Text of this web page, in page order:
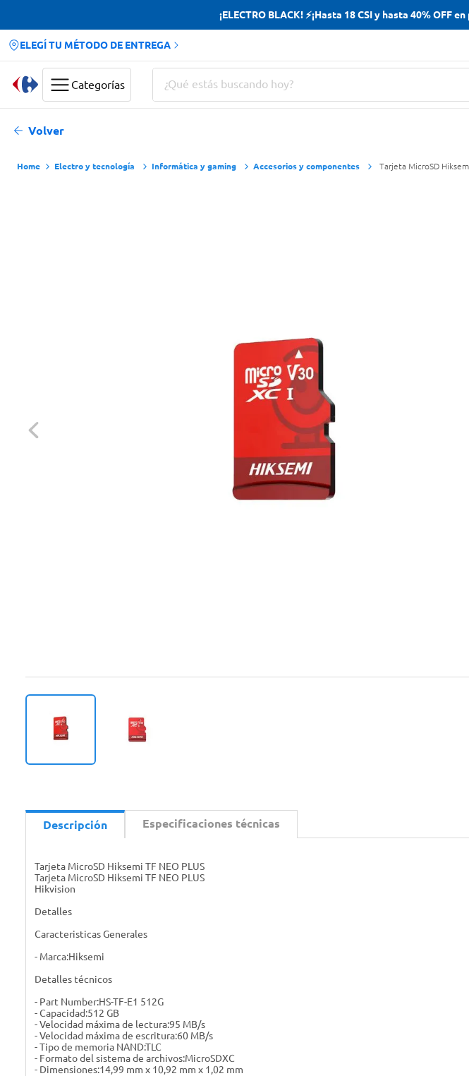
¡ELECTRO BLACK! ⚡¡Hasta 18 CSI y hasta 40% OFF
ELEGÍ TU MÉTODO DE ENTREGA
Categorías
¿Qué estás buscando hoy?
Volver
Electro y tecnología Informática y gaming Accesorios y componentes Tarjeta MicroSD
Descripción Especificaciones técnicas
Tarjeta MicroSD Hiksemi TF NEO PLUS
Tarjeta MicroSD Hiksemi TF NEO PLUS
Hikvision
Detalles
Caracteristicas Generales
- Marca:Hiksemi
Detalles técnicos
- Part Number:HS-TF-E1 512G
- Capacidad:512 GB
- Velocidad máxima de lectura:95 MB/s
- Velocidad máxima de escritura:60 MB/s
- Tipo de memoria NAND:TLC
- Formato del sistema de archivos:MicroSDXC
- Dimensiones:14,99 mm x 10,92 mm x 1,02 mm
Términos más buscados